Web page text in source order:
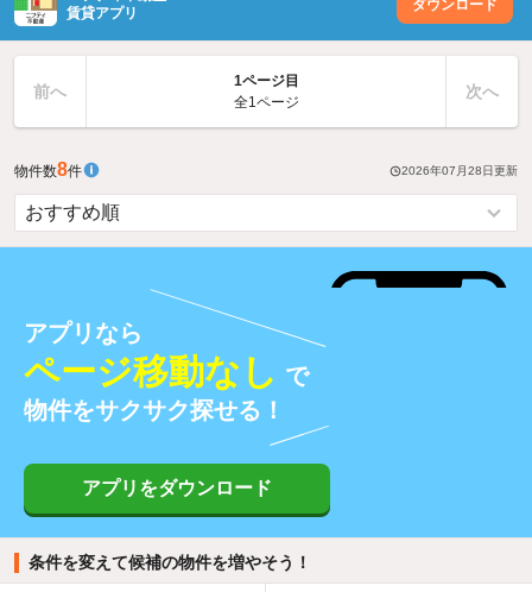
賃貸アプリ
ダウンロード
前へ
1ページ目
全1ページ
次へ
物件数8件 2026年07月28日 更新
アプリなら
ページ移動なし で
物件をサクサク探せる！
アプリをダウンロード
条件を変えて候補の物件を増やそう！